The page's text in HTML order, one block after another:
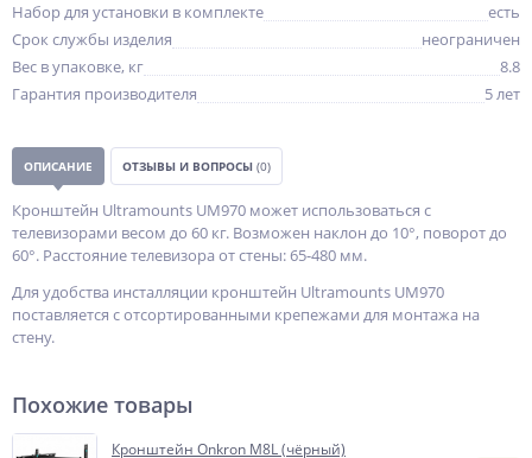
Набор для установки в комплекте
есть
Срок службы изделия
неограничен
Вес в упаковке, кг
8.8
Гарантия производителя
5 лет
ОПИСАНИЕ ОТЗЫВЫ И ВОПРОСЫ (0)
Кронштейн Ultramounts UM970 может использоваться с
телевизорами весом до 60 кг. Возможен наклон до 10°, поворот до
60°. Расстояние телевизора от стены: 65-480 мм.
Для удобства инсталляции кронштейн Ultramounts UM970
поставляется с отсортированными крепежами для монтажа на
стену.
Похожие товары
Кронштейн Onkron M8L (чёрный)